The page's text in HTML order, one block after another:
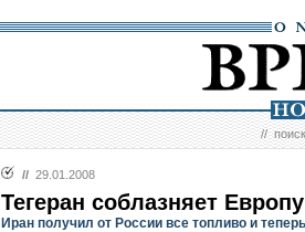
//поиск
// 29.01.2008
Тегеран соблазняет
Иран получил от России все топливо и